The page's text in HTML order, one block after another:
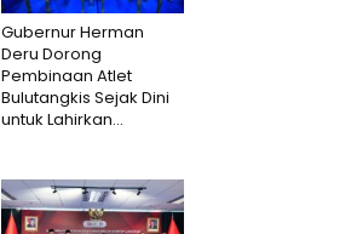
Gubernur Herman
Deru Dorong
Pembinaan Atlet
Bulutangkis Sejak Dini
untuk Lahirkan...